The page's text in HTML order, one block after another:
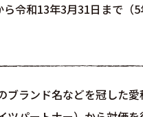
令和13年3月31日まで（5
ブランド名などを冠した